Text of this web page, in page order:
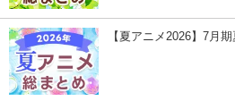
【夏アニメ2026】7月